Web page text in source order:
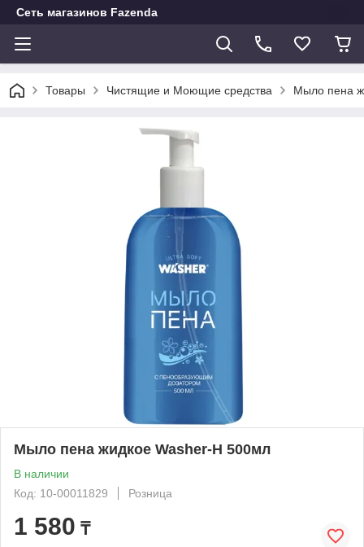
Сеть магазинов Fazenda
Товары Чистящие и Моющие средства Мыло пена
Мыло пена жидкое Washer-H 500мл
В наличии
Код: 10-00011829
Розница
1 580 ₸